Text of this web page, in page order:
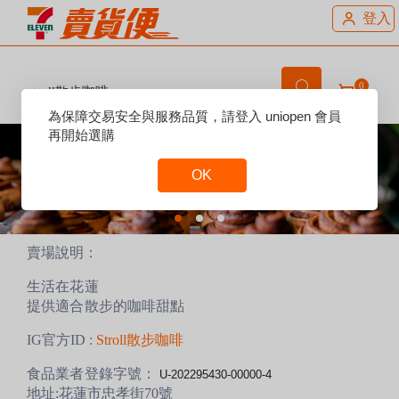
登入
stroll散步咖啡 0
賣場說明：
生活在花蓮
提供適合散步的咖啡甜點
IG官方ID : Stroll散步咖啡
食品業者登錄字號： U-202295430-00000-4
地址:花蓮市忠孝街70號
Reset
Focus
為保障交易安全與服務品質，請登入 uniopen 會員
再開始選購
OK
Focus